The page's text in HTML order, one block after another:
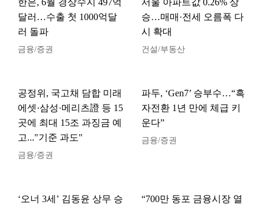
한은, 6월 경상수지 497억
달러…수출 첫 1000억달
러 돌파
금융/증권
서울 아파트값 0.26% 상
승…매매·전세 오름폭 다
시 확대
건설/부동산
공정위, 국고채 담합 미래
에셋·삼성·메리츠證 등 15
곳에 최대 15조 과징금 예
고..."기준 과도"
금융/증권
파두, ‘Gen7’ 승부수…“흑
자전환 1년 만에 체급 키
운다”
금융/증권
‘오너 3세’ 김동윤 상무 승
“700만 동포 금융시장 열